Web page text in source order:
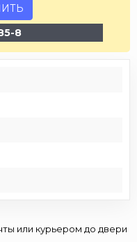
8
или курьером до двери